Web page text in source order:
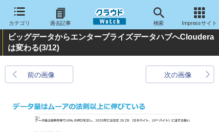
カテゴリ 過去記事 検索 Impressサイト
ビッグデータからエンタープライズデータハブへCloudera
は変わる(3/12)
前の画像 次の画像